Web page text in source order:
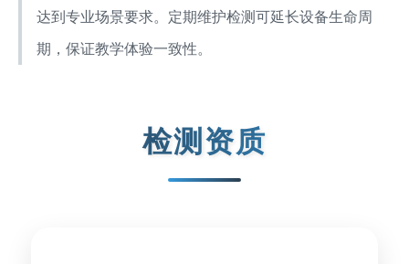
达到专业场景要求。定期维护检测可延长设备生命周
期，保证教学体验一致性。
检测资质